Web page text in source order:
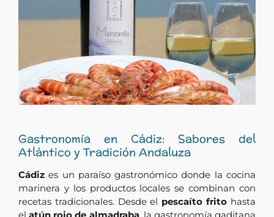
Gastronomía en Cádiz: Sabores del
Atlántico y Tradición Andaluza
Cádiz es un paraíso gastronómico donde la cocina
marinera y los productos locales se combinan con
recetas tradicionales. Desde el pescaíto frito hasta